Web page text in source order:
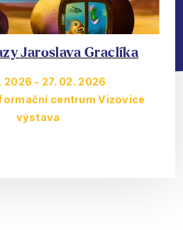
Jaroslava Graclíka
2026 - 27. 02. 2026
centrum Vizovice
výstava